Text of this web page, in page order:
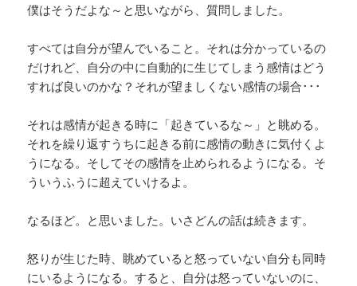
僕はそうだよな～と思いながら、質問しました。
すべては自分が望んでいること。それは分かっているの
だけれど、自分の中に自動的に生じてしまう感情はどう
すれば良いのかな？それが望ましくない感情の場合･･･
それは感情が起きる時に「起きているな～」と眺める。
それを繰り返すうちに起きる前に感情の動きに気付くよ
うになる。そしてその感情を止められるようになる。そ
ういうふうに超えていけるよ。
なるほど。と思いました。いさどんの話は続きます。
怒りが生じた時、眺めていると怒っていない自分も同時
にいるようになる。すると、自分は怒っていないのに、